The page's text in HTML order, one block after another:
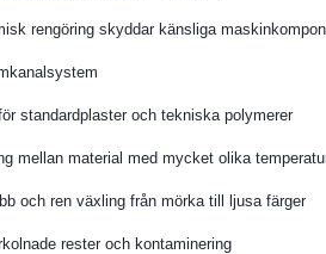
rengöring skyddar känsliga
standardplaster och tekniska polymerer
mellan material med mycket olika
och ren växling från mörka till ljusa färger
rester och kontaminering